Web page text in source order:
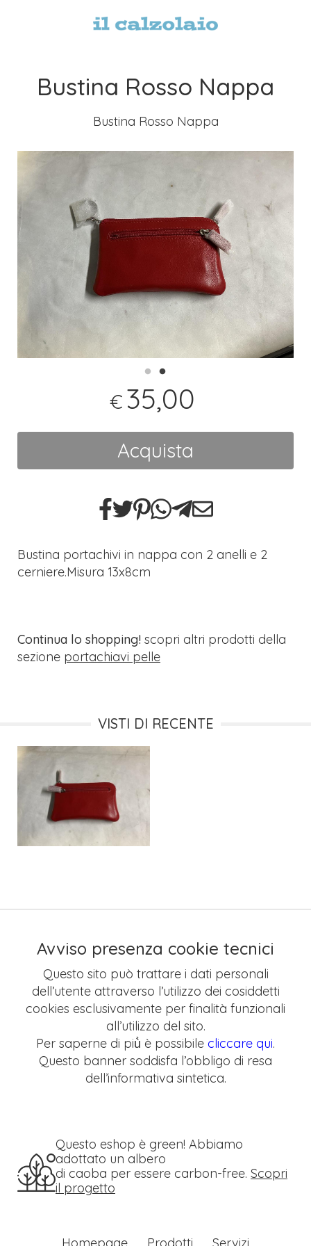
Bustina Rosso Nappa
Bustina Rosso Nappa
€ 35,00
Acquista
Bustina portachivi in nappa con 2 anelli e 2
cerniere.Misura 13x8cm
Continua lo shopping! scopri altri prodotti della
sezione portachiavi pelle
VISTI DI RECENTE
Avviso presenza cookie tecnici
Questo sito può trattare i dati personali
dell’utente attraverso l’utilizzo dei cosiddetti
cookies esclusivamente per finalità funzionali
all’utilizzo del sito.
Per saperne di più̀ è possibile cliccare qui.
Questo banner soddisfa l’obbligo di resa
dell’informativa sintetica.
Questo eshop è green! Abbiamo
adottato un albero
di caoba per essere carbon-free. Scopri
il progetto